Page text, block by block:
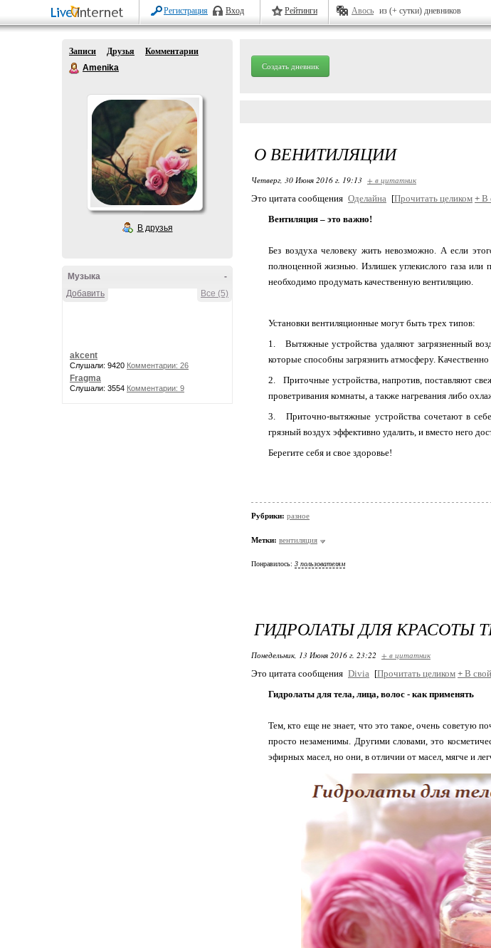
Регистрация Вход Рейтинги Авось из (+ сутки) дневников
Записи Друзья
Комментарии
Amenika
В друзья
-
Музыка
Все (5)
Добавить
akcent
Слушали: 9420 Комментарии: 26
Fragma
Слушали: 3554 Комментарии: 9
Создать дневник
О ВЕНИТИЛЯЦИИ
Четверг, 30 Июня 2016 г. 19:13 + в цитатник
Это цитата сообщения Оделайна [Прочитать целиком + В
Вентиляция – это важно!
Без воздуха человеку жить невозможно. А если
полноценной жизнью. Излишек углекислого газа
необходимо продумать качественную вентиляцию.
Установки вентиляционные могут быть трех типов:
1. Вытяжные устройства удаляют загрязненный
которые способны загрязнить атмосферу.
2. Приточные устройства, напротив, поставляют
проветривания комнаты, а также нагревания либо
3. Приточно-вытяжные устройства сочетают в
грязный воздух эффективно удалить, и вместо него
Берегите себя и свое здоровье!
Рубрики: разное
Метки: вентиляция
Понравилось: 3 пользователям
ГИДРОЛАТЫ ДЛЯ КРАСОТЫ
Понедельник, 13 Июня 2016 г. 23:22 + в цитатник
Это цитата сообщения Divia [Прочитать целиком + В
Гидролаты для тела, лица, волос - как применять
Тем, кто еще не знает, что это такое, очень советую
просто незаменимы. Другими словами, это
эфирных масел, но они, в отличии от масел, мягче и